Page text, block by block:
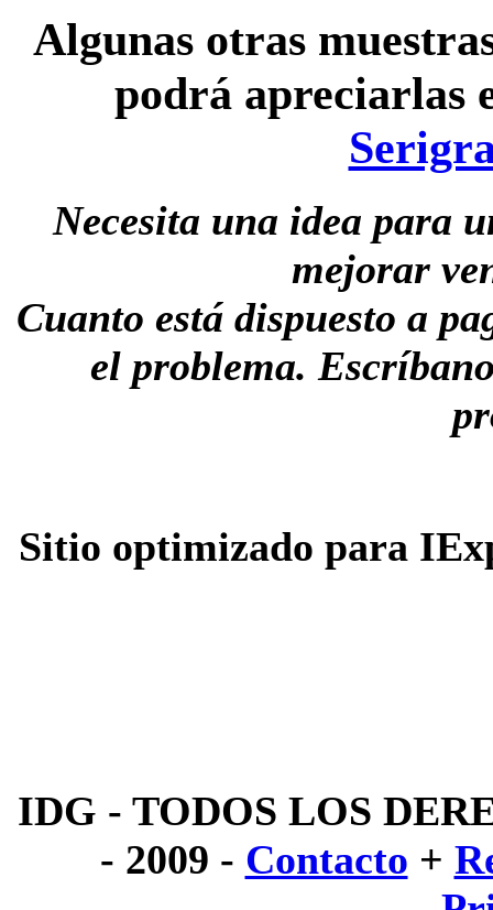
Algunas otras
podrá apreciarlas
Necesita una idea para
mejorar
Cuanto está dispuesto a
el problema.
Sitio optimizado para
IDG - TODOS LOS
- 2009 - Contacto +